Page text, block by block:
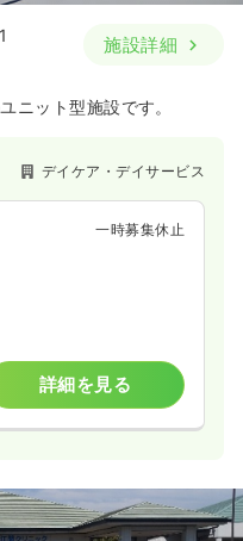
施設詳細
ニット型施設です。
デイケア・デイサービス
一時募集休止
詳細を見る